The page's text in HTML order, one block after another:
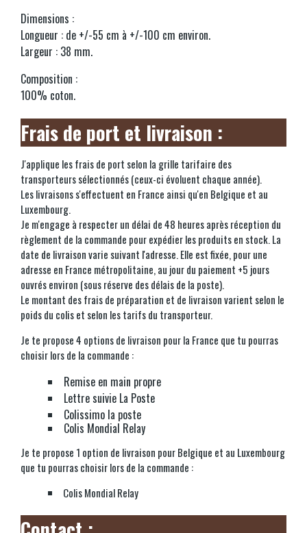
Dimensions :
Longueur : de +/-55 cm à +/-100 cm environ.
Largeur : 38 mm.
Composition :
100% coton.
Frais de port et livraison :
J'applique les frais de port selon la grille tarifaire des
transporteurs sélectionnés (ceux-ci évoluent chaque année).
Les livraisons s'effectuent en France ainsi qu'en Belgique et au
Luxembourg.
Je m'engage à respecter un délai de 48 heures après réception du
règlement de la commande pour expédier les produits en stock. La
date de livraison varie suivant l'adresse. Elle est fixée, pour une
adresse en France métropolitaine, au jour du paiement +5 jours
ouvrés environ (sous réserve des délais de la poste).
Le montant des frais de préparation et de livraison varient selon le
poids du colis et selon les tarifs du transporteur.
Je te propose 4 options de livraison pour la France que tu pourras
choisir lors de la commande :
Remise en main propre
Lettre suivie La Poste
Colissimo la poste
Colis Mondial Relay
Je te propose 1 option de livraison pour Belgique et au Luxembourg
que tu pourras choisir lors de la commande :
Colis Mondial Relay